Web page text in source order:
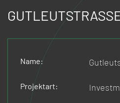
Name:
Projektart: